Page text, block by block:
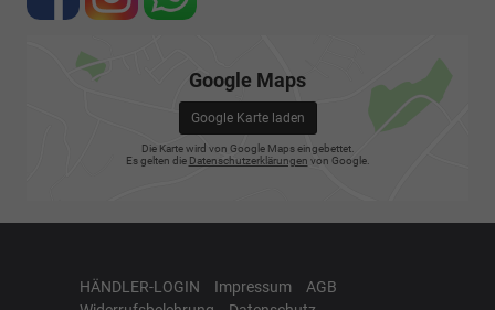
Google Maps
Google Karte laden
Die Karte wird von Google Maps eingebettet.
Es gelten die Datenschutzerklärungen von Google.
HÄNDLER-LOGIN Impressum
AGB